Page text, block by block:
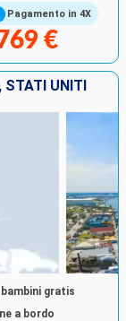
Pagamento in 4X
€
STATI UNITI
gratis
a bordo